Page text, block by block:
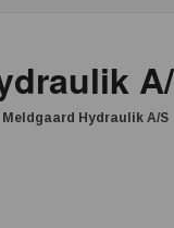
Meldgaard Hydraulik A/S